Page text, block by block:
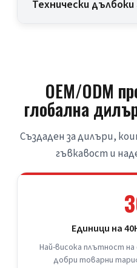
Технически дълбоки
OEM/ODM
глобална
Създаден за дилъри,
гъвкавост и
Единици на
Най-висока плътност на
добри товарни